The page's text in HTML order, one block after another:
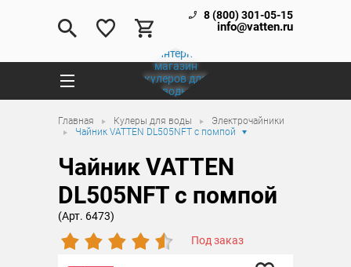
8 (800) 301-05-15
info@vatten.ru
Главная Кулеры для воды
Электрочайники
Чайник VATTEN DL505NFT с помпой
Чайник VATTEN
DL505NFT с помпой
(Арт. 6473)
Под заказ